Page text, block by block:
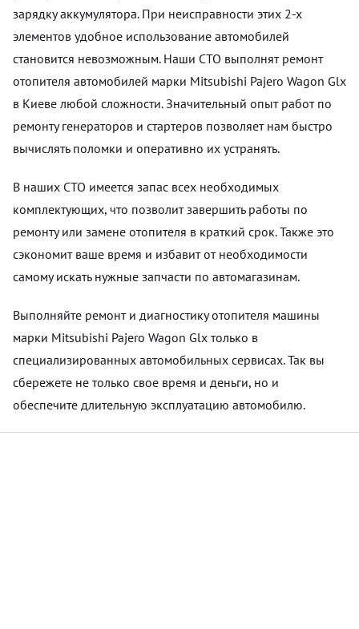
зарядку аккумулятора. При неисправности этих 2-х
элементов удобное использование автомобилей
становится невозможным. Наши СТО выполнят ремонт
отопителя автомобилей марки Mitsubishi Pajero Wagon Glx
в Киеве любой сложности. Значительный опыт работ по
ремонту генераторов и стартеров позволяет нам быстро
вычислять поломки и оперативно их устранять.
В наших СТО имеется запас всех необходимых
комплектующих, что позволит завершить работы по
ремонту или замене отопителя в краткий срок. Также это
сэкономит ваше время и избавит от необходимости
самому искать нужные запчасти по автомагазинам.
Выполняйте ремонт и диагностику отопителя машины
марки Mitsubishi Pajero Wagon Glx только в
специализированных автомобильных сервисах. Так вы
сбережете не только свое время и деньги, но и
обеспечите длительную эксплуатацию автомобилю.